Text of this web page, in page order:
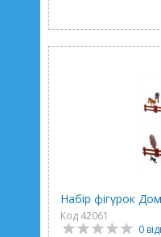
Набір фігурок
Код 42061
0